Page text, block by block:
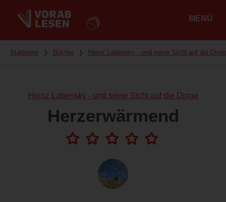
MENÜ
Du bist hier
Startseite ❭ Bücher ❭ Heinz Labensky - und seine Sicht auf die
Heinz Labensky - und seine Sicht auf die Dinge
Herzerwärmend